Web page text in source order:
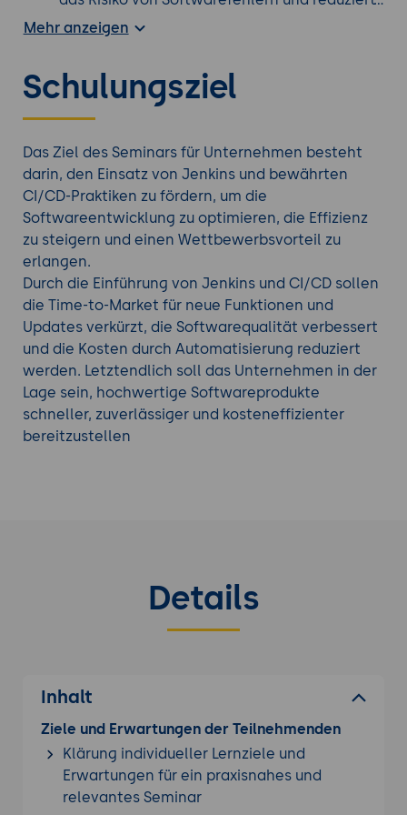
die Anzahl der Probleme, die beim Kunden
Jenkins können Entwickler sicherstellen, dass
Builds immer auf konsistente Weise
bessere Zusammenarbeit im
Entwicklungsteam und reduziert die
Wahrscheinlichkeit von Build-Fehlern.
Skalierbarkeit:Jenkins kann horizontal
skaliert werden, um eine hohe Anzahl von
Builds und Tests zu unterstützen. Das
ermöglicht es Unternehmen, mit
wachsenden Projekten und Teams Schritt zu
halten.
Kostenersparnis:Die Automatisierung von
Prozessen durch Jenkins reduziert den Bedarf
an manueller Arbeit und minimiert
menschliche Fehler. Dadurch können
Unternehmen Kosten einsparen und ihre
verfolgen, Engpässe zu identifizieren und
Engagements zu messen.
Flexibilität und Integration:
eingesetzt werden, z. B.
Versionskontrollsysteme, Issue-Tracking-
Tools oder Container-
Orchestrierungssysteme.
Verbesserte Zusammenarbeit:Jenkins
fördert die Zusammenarbeit zwischen
Mehr anzeigen
Schulungsziel
Das Ziel des Seminars für Unternehmen besteht
darin, den Einsatz von Jenkins und bewährten
CI/CD-Praktiken zu fördern, um die
Softwareentwicklung zu optimieren, die Effizienz
zu steigern und einen Wettbewerbsvorteil zu
erlangen.
Durch die Einführung von Jenkins und CI/CD sollen
die Time-to-Market für neue Funktionen und
Updates verkürzt, die Softwarequalität verbessert
und die Kosten durch Automatisierung reduziert
werden. Letztendlich soll das Unternehmen in der
Lage sein, hochwertige Softwareprodukte
schneller, zuverlässiger und kosteneffizienter
bereitzustellen
Details
Inhalt
Ziele und Erwartungen der Teilnehmenden
Klärung individueller Lernziele und
Erwartungen für ein praxisnahes und
relevantes Seminar